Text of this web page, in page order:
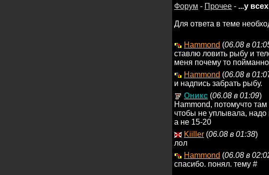
Форум - Прочее - ...у
Для ответа в теме
Hammond (06.08 в
ставлю ловить рыбу и
меня почему то
Hammond (06.08 в
и надпись забрать рыбу.
Оникс (06.08 в 01:09)
Hammond, потомучто
чтобы не уплывала, надо
а не 15-20
Kiiller (06.08 в 01:38)
лол
Hammond (06.08 в
спасибо. понял. тему #